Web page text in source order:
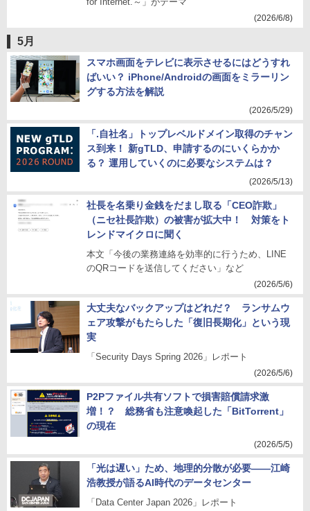
(2026/6/8)
5月
スマホ画面をテレビに表示させるにはどうすれ
ばいい？ iPhone/Androidの画面をミラーリン
グする方法を解説
(2026/5/29)
「.自社名」トップレベルドメイン取得のチャン
ス到来！ 新gTLD、申請するのにいくらかか
る？ 運用していくのに必要なシステムは？
(2026/5/13)
社長を名乗り金銭をだまし取る「CEO詐欺」
（ニセ社長詐欺）の被害が拡大中！ 対策をト
レンドマイクロに聞く
本文「今後の業務連絡を効率的に行うため、LINE
のQRコードを送信してください」など
(2026/5/6)
大丈夫なバックアップはどれだ？ ランサムウ
ェア攻撃がもたらした「復旧長期化」という現
実
「Security Days Spring 2026」レポート
(2026/5/6)
P2Pファイル共有ソフトで損害賠償請求激
増！？ 総務省も注意喚起した「BitTorrent」
の現在
(2026/5/5)
「光は遅い」ため、地理的分散が必要――江崎
浩教授が語るAI時代のデータセンター
「Data Center Japan 2026」レポート